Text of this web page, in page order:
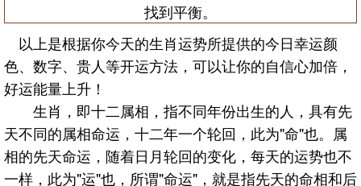
找到平衡。
以上是根据你今天的生肖运势所提供的今日幸运颜
色、数字、贵人等开运方法，可以让你的自信心加倍，
好运能量上升！
生肖，即十二属相，指不同年份出生的人，具有先
天不同的属相命运，十二年一个轮回，此为"命"也。属
相的先天命运，随着日月轮回的变化，每天的运势也不
一样，此为"运"也，所谓"命运"，就是指先天的命相和后